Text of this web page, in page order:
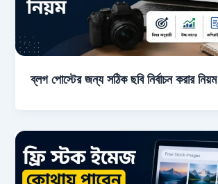
ব্লগ পোস্টের জন্য সঠিক ছবি নির্বাচন করার নিয়ম